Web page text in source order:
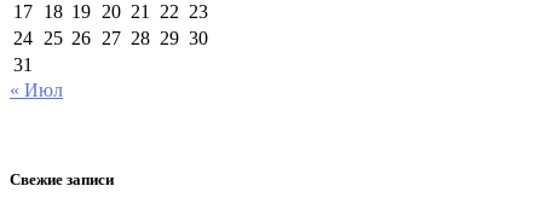
17 18 19 20 21 22 23
24 25 26 27 28 29 30
31
« Июл
Свежие записи